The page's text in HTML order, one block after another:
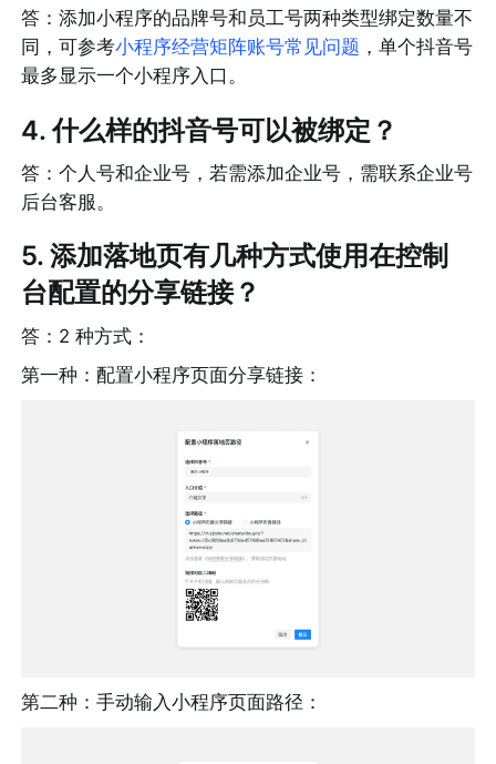
答：添加小程序的品牌号和员工号两种类型绑定数量不
同，可参考小程序经营矩阵账号常见问题 ，单个抖音号
最多显示一个小程序入口。
4. 什么样的抖音号可以被绑定？
答：个人号和企业号，若需添加企业号，需联系企业号
后台客服。
5. 添加落地页有几种方式使用在控制
台配置的分享链接？
答：2 种方式：
第一种：配置小程序页面分享链接：
第二种：手动输入小程序页面路径：